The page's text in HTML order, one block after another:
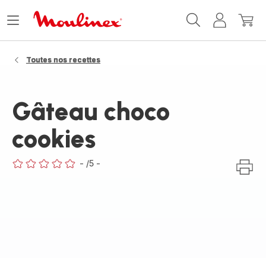
MonMon
Ouvrir
Toutes nos recettes
Gâteau choco
cookies
- /5 -